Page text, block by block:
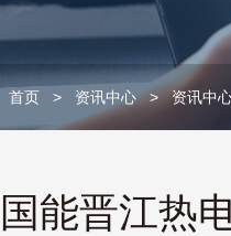
首页 > 资讯中心 > 资讯中
国能晋江热